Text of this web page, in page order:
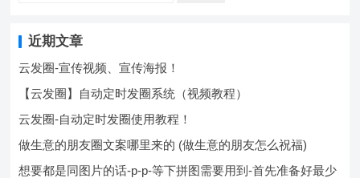
近期文章
云发圈-宣传视频、宣传海报！
【云发圈】自动定时发圈系统（视频教程）
云发圈-自动定时发圈使用教程！
做生意的朋友圈文案哪里来的 (做生意的朋友怎么祝福)
想要都是同图片的话-p-p-等下拼图需要用到-首先准备好最少